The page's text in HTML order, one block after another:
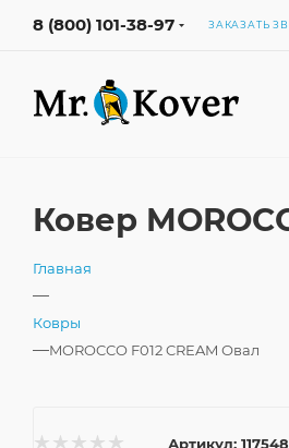
8 (800) 101-38-97 ЗАКАЗАТЬ
Ковер
Главная
—
Ковры
—MOROCCO F012 CREAM Овал
Артикул: 117548